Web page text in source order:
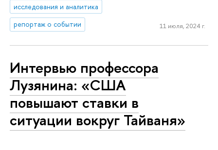
исследования и аналитика
репортаж о событии
11 июля, 2024 г.
Интервью профессора
Лузянина: «США
повышают ставки в
ситуации вокруг Тайваня»